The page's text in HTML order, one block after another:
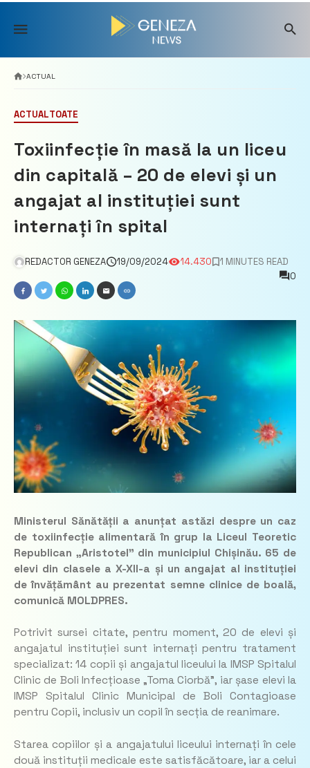
Skip
content
ACTUAL
ACTUALTOATE
Toxiinfecție în masă la un liceu
din capitală – 20 de elevi și un
angajat al instituției sunt
internați în spital
REDACTOR GENEZA 19/09/2024 14.430
1 MINUTES READ
0
Ministerul Sănătății a anunțat astăzi despre un caz
de toxiinfecție alimentară în grup la Liceul Teoretic
Republican „Aristotel” din municipiul Chișinău. 65 de
elevi din clasele a X-XII-a și un angajat al instituției
de învățământ au prezentat semne clinice de boală,
comunică MOLDPRES.
Potrivit sursei citate, pentru moment, 20 de elevi și
angajatul instituției sunt internați pentru tratament
specializat: 14 copii și angajatul liceului la IMSP Spitalul
Clinic de Boli Infecțioase „Toma Ciorbă”, iar șase elevi la
IMSP Spitalul Clinic Municipal de Boli Contagioase
pentru Copii, inclusiv un copil în secția de reanimare.
Starea copiilor și a angajatului liceului internați în cele
două instituții medicale este satisfăcătoare, iar a celui